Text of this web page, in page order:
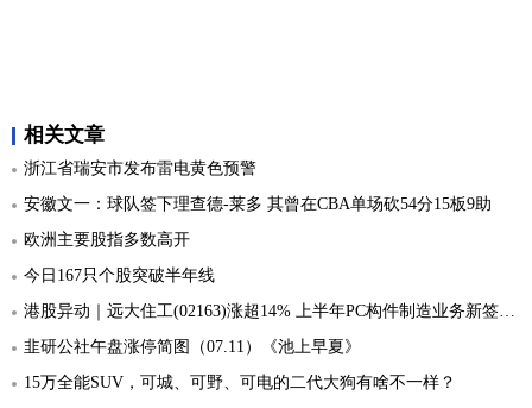
相关文章
浙江省瑞安市发布雷电黄色预警
安徽文一：球队签下理查德-莱多 其曾在CBA单场砍54分15板9助
欧洲主要股指多数高开
今日167只个股突破半年线
港股异动｜远大住工(02163)涨超14% 上半年PC构件制造业务新签合同同比增长53%
韭研公社午盘涨停简图（07.11）《池上早夏》
15万全能SUV，可城、可野、可电的二代大狗有啥不一样？